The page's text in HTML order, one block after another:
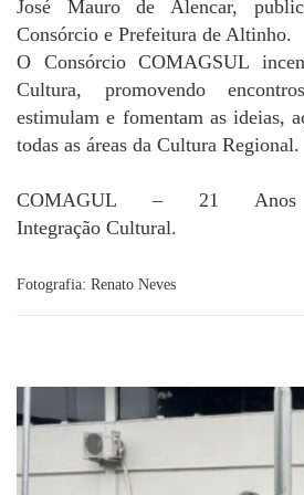
José Mauro de Alencar,
Consórcio e Prefeitura de Altinho.
O Consórcio COMAGSUL
Cultura, promovendo
estimulam e fomentam as ideias,
todas as áreas da Cultura Regional.
COMAGUL – 21 Anos
Integração Cultural.
Fotografia: Renato Neves